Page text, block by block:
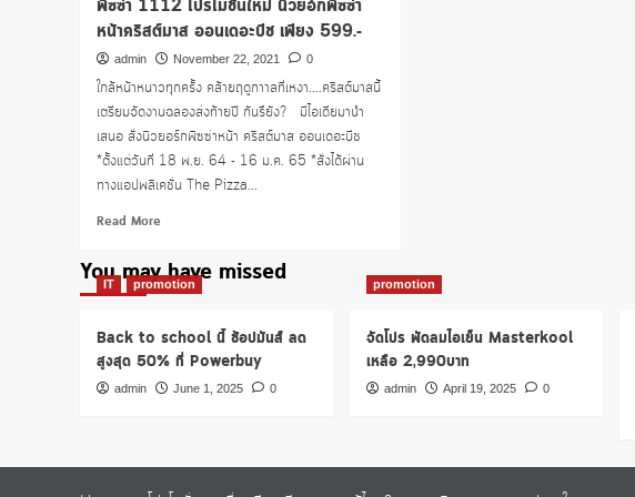
พิซซ่า 1112 โปรโมชั่นใหม่ นิวยอ์กพิซซ่า
หน้าคริสต์มาส ออนเดอะบีช เพียง 599.-
admin November 22, 2021 0
ใกล้หน้าหนาวทุกครั้ง คล้ายฤดูกาาลที่เหงา....คริสต์มาสนี้
เตรียมจัดงานฉลองส่งท้ายปี กันรึยัง? มีไอเดียมานำ
เสนอ สั่งนิวยอร์กพิซซ่าหน้า คริสต์มาส ออนเดอะบีช
*ตั้งแต่วันที่ 18 พ.ย. 64 - 16 ม.ค. 65 *สั่งได้ผ่าน
ทางแอปพลิเคชั่น The Pizza...
Read More
about
พิซซ่า
โม
ชั่น
ใหม่
พิซซ่า
หน้า
You may have missed
IT promotion
Back to school นี้ ช้อปมันส์ ลด
สูงสุด 50% ที่ Powerbuy
admin June 1, 2025 0
promotion
จัดโปร พัดลมไอเย็น Masterkool
เหลือ 2,990บาท
admin April 19, 2025 0